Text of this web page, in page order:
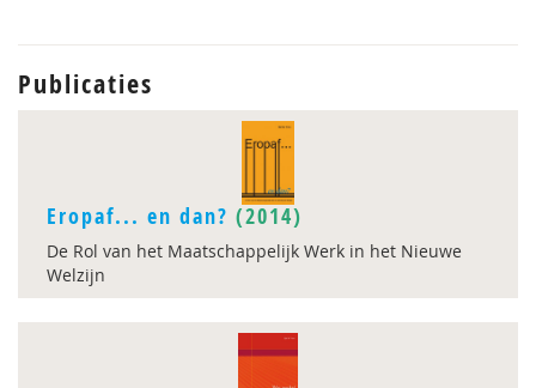
Publicaties
Eropaf... en dan? (2014)
De Rol van het Maatschappelijk Werk in het Nieuwe
Welzijn